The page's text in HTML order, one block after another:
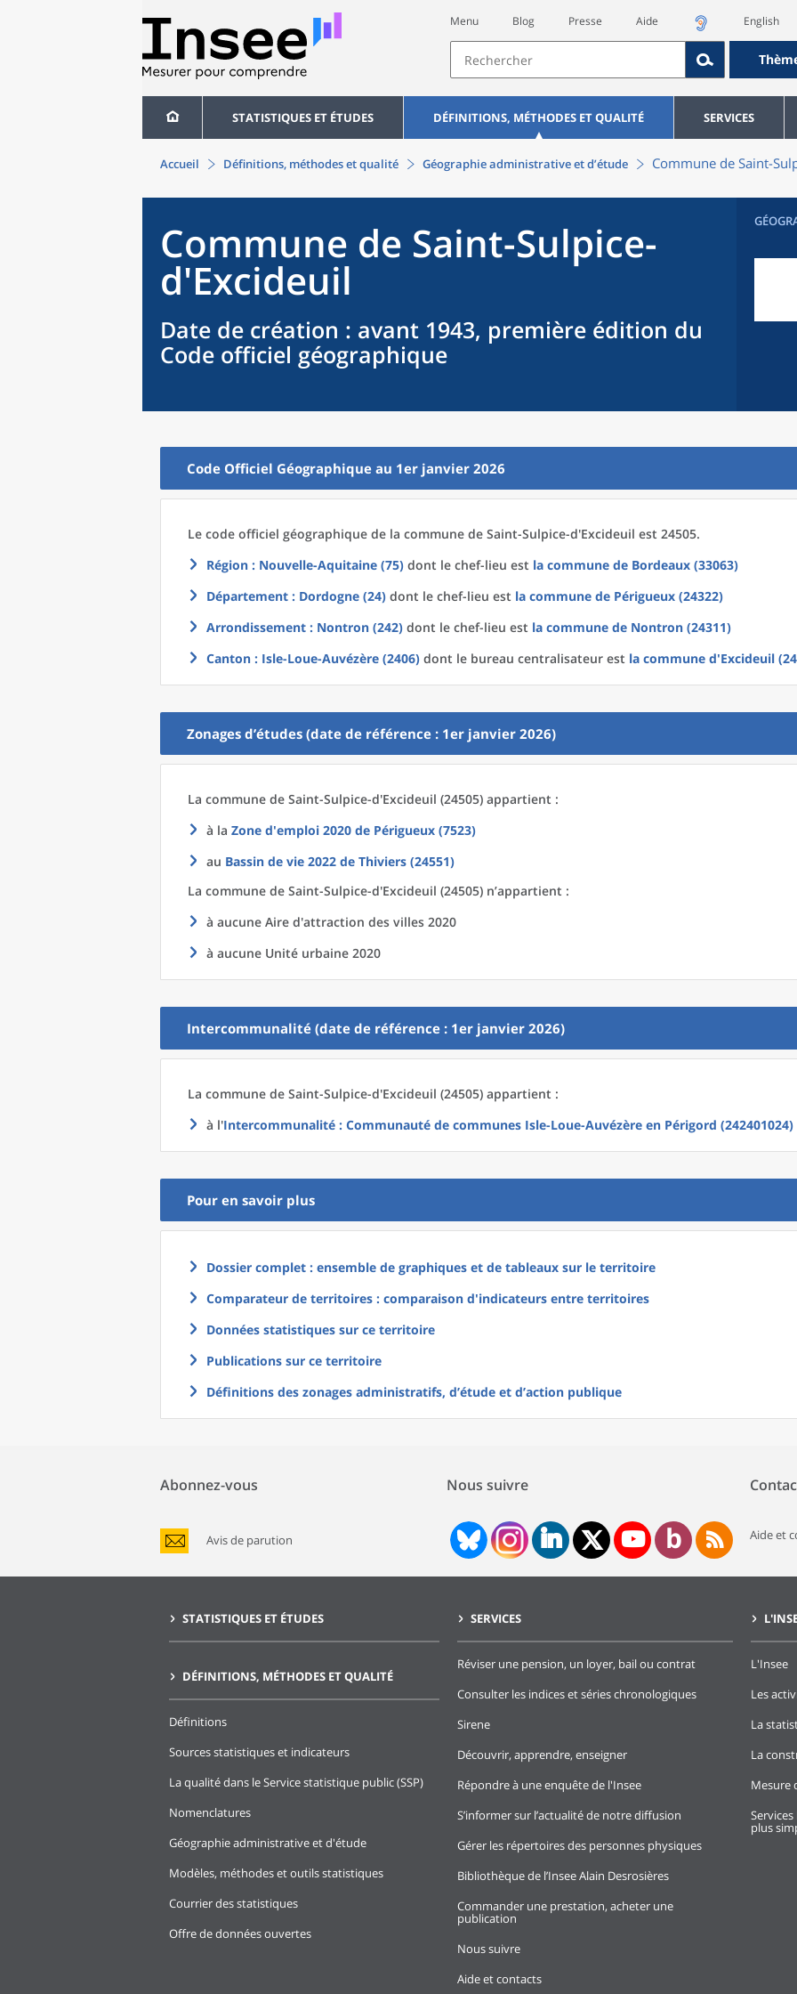
Menu Blog Presse Aide English
STATISTIQUES ET ÉTUDES DÉFINITIONS, MÉTHODES ET QUALITÉ SERVICES
Accueil Définitions, méthodes et qualité Géographie administrative et d’étude Commune de Saint-
Commune de Saint-Sulpice-
d'Excideuil
Date de création : avant 1943, première édition du
Code officiel géographique
Code Officiel Géographique au 1er janvier 2026
Le code officiel géographique de la commune de Saint-Sulpice-d'Excideuil est 24505.
Région : Nouvelle-Aquitaine (75) dont le chef-lieu est la commune de Bordeaux (33063)
Département : Dordogne (24) dont le chef-lieu est la commune de Périgueux (24322)
Arrondissement : Nontron (242) dont le chef-lieu est la commune de Nontron (24311)
Canton : Isle-Loue-Auvézère (2406) dont le bureau centralisateur est la commune d'Excideuil
Zonages d’études (date de référence : 1er janvier 2026)
La commune de Saint-Sulpice-d'Excideuil (24505) appartient :
à la Zone d'emploi 2020 de Périgueux (7523)
au Bassin de vie 2022 de Thiviers (24551)
La commune de Saint-Sulpice-d'Excideuil (24505) n’appartient :
à aucune Aire d'attraction des villes 2020
à aucune Unité urbaine 2020
Intercommunalité (date de référence : 1er janvier 2026)
La commune de Saint-Sulpice-d'Excideuil (24505) appartient :
à l'Intercommunalité : Communauté de communes Isle-Loue-Auvézère en Périgord (242401024)
Pour en savoir plus
Dossier complet : ensemble de graphiques et de tableaux sur le territoire
Comparateur de territoires : comparaison d'indicateurs entre territoires
Données statistiques sur ce territoire
Publications sur ce territoire
Définitions des zonages administratifs, d’étude et d’action publique
Abonnez-vous
Avis de parution
Nous suivre
Aide et
STATISTIQUES ET ÉTUDES
DÉFINITIONS, MÉTHODES ET QUALITÉ
Définitions
Sources statistiques et indicateurs
La qualité dans le Service statistique public (SSP)
Nomenclatures
Géographie administrative et d'étude
Modèles, méthodes et outils statistiques
Courrier des statistiques
Offre de données ouvertes
SERVICES
Réviser une pension, un loyer, bail ou contrat
Consulter les indices et séries chronologiques
Sirene
Découvrir, apprendre, enseigner
Répondre à une enquête de l'Insee
S’informer sur l’actualité de notre diffusion
Gérer les répertoires des personnes physiques
Bibliothèque de l’Insee Alain Desrosières
Commander une prestation, acheter une
publication
Nous suivre
Aide et contacts
L'Insee
Les
La
La
Mesure
plus